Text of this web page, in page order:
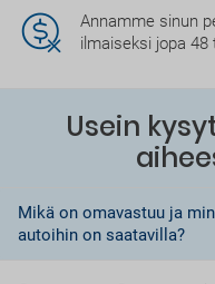
Annamme sinun
ilmaiseksi jopa
Usein
Mikä on omavastuu ja
autoihin on saatavilla?